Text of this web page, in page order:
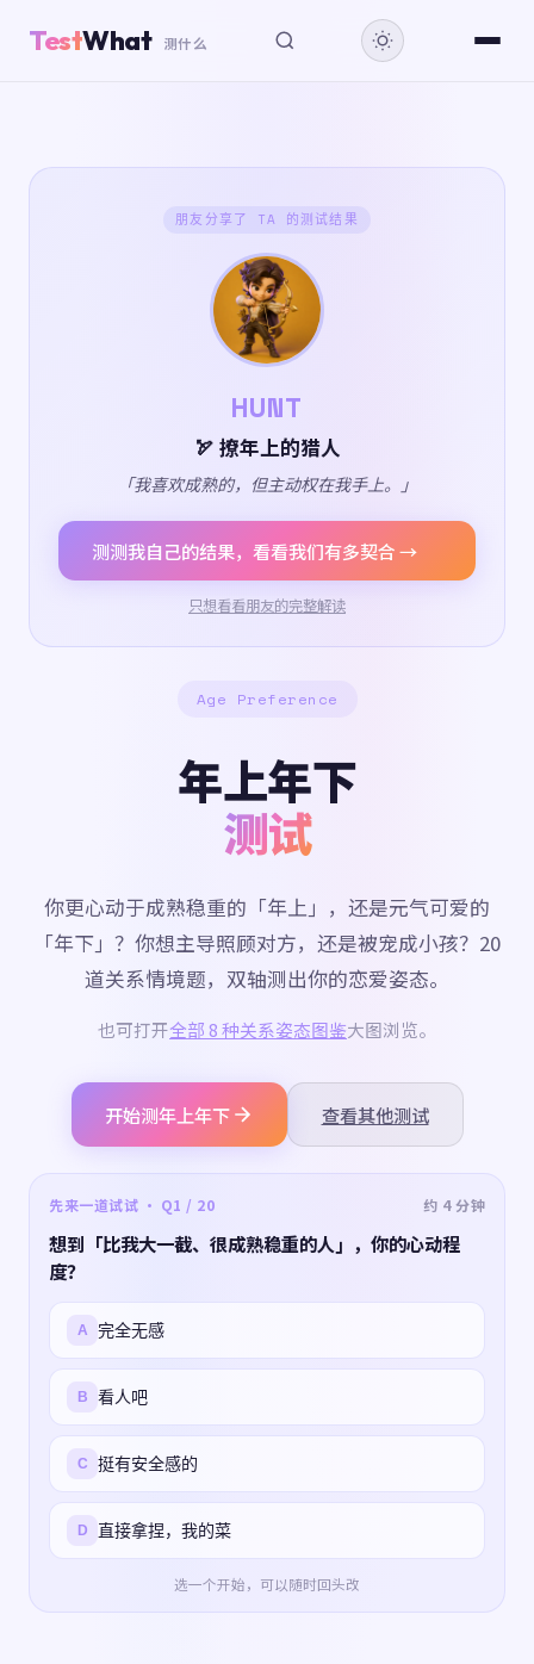
TestWhat 测什么
朋友分享了 TA 的测试结果
HUNT
🏹 撩年上的猎人
「我喜欢成熟的，但主动权在我手上。」
测测我自己的结果，看看我们有多契合 →
只想看看朋友的完整解读
Age Preference
年上年下
测试
你更心动于成熟稳重的「年上」，还是元气可爱的
「年下」？你想主导照顾对方，还是被宠成小孩？20
道关系情境题，双轴测出你的恋爱姿态。
也可打开全部 8 种关系姿态图鉴大图浏览。
开始测年上年下 查看其他测试
先来一道试试 · Q1 / 20 约 4 分钟
想到「比我大一截、很成熟稳重的人」，你的心动程
度？
A 完全无感
B 看人吧
C 挺有安全感的
D 直接拿捏，我的菜
选一个开始，可以随时回头改